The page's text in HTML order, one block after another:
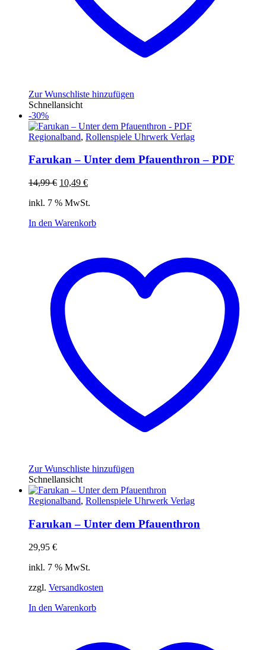
Zur Wunschliste hinzufügen
Schnellansicht
-30%
Regionalband, Rollenspiele Uhrwerk Verlag
Farukan – Unter dem Pfauenthron – PDF
14,99€ Ursprünglicher
war:
10,49 €Aktueller
ist:
inkl. 7 % MwSt.
In den Warenkorb
Zur Wunschliste hinzufügen
Schnellansicht
Regionalband, Rollenspiele Uhrwerk Verlag
Farukan – Unter dem Pfauenthron
29,95 €
inkl. 7 % MwSt.
zzgl. Versandkosten
In den Warenkorb